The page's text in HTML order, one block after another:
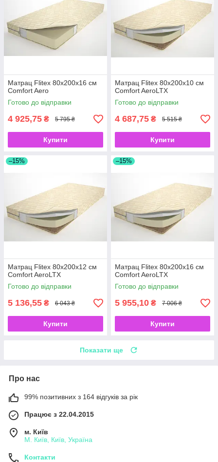
Матрац Flitex 80х200х16 см
Comfort Aero
Готово до відправки
4 925,75 ₴ 5 795 ₴
Купити
Матрац Flitex 80х200х10 см
Comfort AeroLTX
Готово до відправки
4 687,75 ₴ 5 515 ₴
Купити
–15%
Матрац Flitex 80х200х12 см
Comfort AeroLTX
Готово до відправки
5 136,55 ₴ 6 043 ₴
Купити
–15%
Матрац Flitex 80х200х16 см
Comfort AeroLTX
Готово до відправки
5 955,10 ₴ 7 006 ₴
Купити
Показати ще
Про нас
99% позитивних з 164 відгуків за рік
Працює з 22.04.2015
м. Київ
М. Київ, Київ, Україна
Контакти